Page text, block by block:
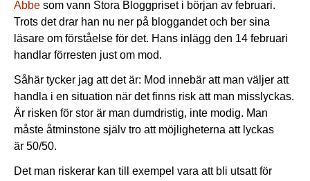
Abbe som vann Stora Bloggpriset i början av februari.
Trots det drar han nu ner på bloggandet och ber sina
läsare om förståelse för det. Hans inlägg den 14 februari
handlar förresten just om mod.
Såhär tycker jag att det är: Mod innebär att man väljer att
handla i en situation när det finns risk att man misslyckas.
Är risken för stor är man dumdristig, inte modig. Man
måste åtminstone själv tro att möjligheterna att lyckas
är 50/50.
Det man riskerar kan till exempel vara att bli utsatt för